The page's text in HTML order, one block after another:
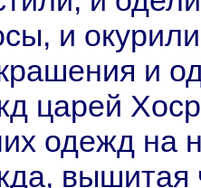
и
и
царей
одежд нa
вышитая